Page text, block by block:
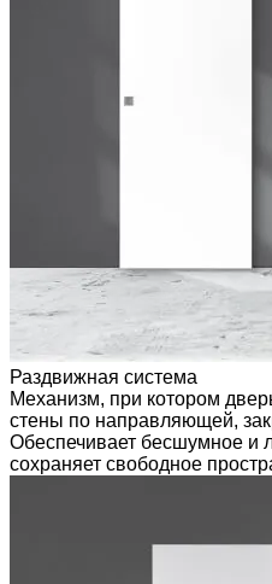
Раздвижная система
Механизм, при котором
стены по направляющей,
Обеспечивает бесшумное и
сохраняет свободное